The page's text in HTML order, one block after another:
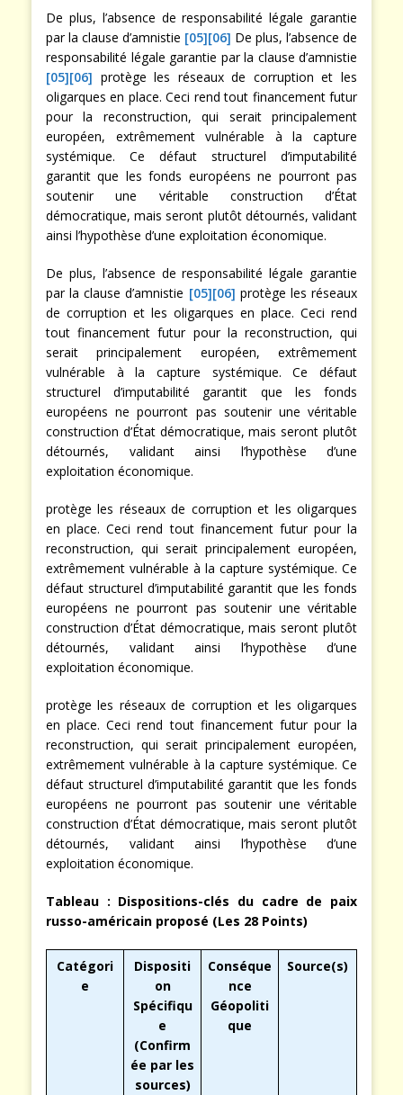
De plus, l’absence de responsabilité légale garantie
par la clause d’amnistie [05][06] De plus, l’absence de
responsabilité légale garantie par la clause d’amnistie
[05][06] protège les réseaux de corruption et les
oligarques en place. Ceci rend tout financement futur
pour la reconstruction, qui serait principalement
européen, extrêmement vulnérable à la capture
systémique. Ce défaut structurel d’imputabilité
garantit que les fonds européens ne pourront pas
soutenir une véritable construction d’État
démocratique, mais seront plutôt détournés, validant
ainsi l’hypothèse d’une exploitation économique.
De plus, l’absence de responsabilité légale garantie
par la clause d’amnistie [05][06] protège les réseaux
de corruption et les oligarques en place. Ceci rend
tout financement futur pour la reconstruction, qui
serait principalement européen, extrêmement
vulnérable à la capture systémique. Ce défaut
structurel d’imputabilité garantit que les fonds
européens ne pourront pas soutenir une véritable
construction d’État démocratique, mais seront plutôt
détournés, validant ainsi l’hypothèse d’une
exploitation économique.
protège les réseaux de corruption et les oligarques
en place. Ceci rend tout financement futur pour la
reconstruction, qui serait principalement européen,
extrêmement vulnérable à la capture systémique. Ce
défaut structurel d’imputabilité garantit que les fonds
européens ne pourront pas soutenir une véritable
construction d’État démocratique, mais seront plutôt
détournés, validant ainsi l’hypothèse d’une
exploitation économique.
protège les réseaux de corruption et les oligarques
en place. Ceci rend tout financement futur pour la
reconstruction, qui serait principalement européen,
extrêmement vulnérable à la capture systémique. Ce
défaut structurel d’imputabilité garantit que les fonds
européens ne pourront pas soutenir une véritable
construction d’État démocratique, mais seront plutôt
détournés, validant ainsi l’hypothèse d’une
exploitation économique.
Tableau : Dispositions-clés du cadre de paix
russo-américain proposé (Les 28 Points)
Catégori
e
Dispositi
on
Spécifiqu
e
(Confirm
ée par les
sources)
Conséque
nce
Géopoliti
que
Source(s)